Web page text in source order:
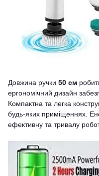
Довжина ручки 50 см
ергономічний дизайн
Компактна та легка
будь-яких приміщеннях.
ефективну та тривалу